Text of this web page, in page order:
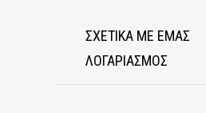
ΣΧΕΤΙΚΑ ΜΕ ΕΜΑΣ
ΛΟΓΑΡΙΑΣΜΟΣ